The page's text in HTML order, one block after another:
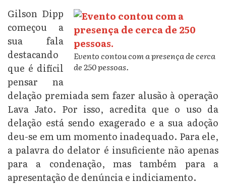
Evento contou com a presença de cerca
de 250 pessoas.
Gilson Dipp
começou a
sua fala
destacando
que é difícil
pensar na
delação premiada sem fazer alusão à operação
Lava Jato. Por isso, acredita que o uso da
delação está sendo exagerado e a sua adoção
deu-se em um momento inadequado. Para ele,
a palavra do delator é insuficiente não apenas
para a condenação, mas também para a
apresentação de denúncia e indiciamento.